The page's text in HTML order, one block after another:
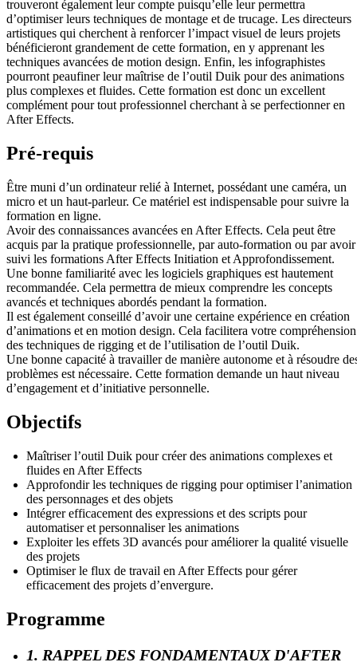
trouveront également leur compte puisqu’elle leur permettra
d’optimiser leurs techniques de montage et de trucage. Les directeurs
artistiques qui cherchent à renforcer l’impact visuel de leurs projets
bénéficieront grandement de cette formation, en y apprenant les
techniques avancées de motion design. Enfin, les infographistes
pourront peaufiner leur maîtrise de l’outil Duik pour des animations
plus complexes et fluides. Cette formation est donc un excellent
complément pour tout professionnel cherchant à se perfectionner en
After Effects.
Pré-requis
Être muni d’un ordinateur relié à Internet, possédant une caméra, un
micro et un haut-parleur. Ce matériel est indispensable pour suivre la
formation en ligne.
Avoir des connaissances avancées en After Effects. Cela peut être
acquis par la pratique professionnelle, par auto-formation ou par avoir
suivi les formations After Effects Initiation et Approfondissement.
Une bonne familiarité avec les logiciels graphiques est hautement
recommandée. Cela permettra de mieux comprendre les concepts
avancés et techniques abordés pendant la formation.
Il est également conseillé d’avoir une certaine expérience en création
d’animations et en motion design. Cela facilitera votre compréhension
des techniques de rigging et de l’utilisation de l’outil Duik.
Une bonne capacité à travailler de manière autonome et à résoudre
problèmes est nécessaire. Cette formation demande un haut niveau
d’engagement et d’initiative personnelle.
Objectifs
Maîtriser l’outil Duik pour créer des animations complexes et
fluides en After Effects
Approfondir les techniques de rigging pour optimiser l’animation
des personnages et des objets
Intégrer efficacement des expressions et des scripts pour
automatiser et personnaliser les animations
Exploiter les effets 3D avancés pour améliorer la qualité visuelle
des projets
Optimiser le flux de travail en After Effects pour gérer
efficacement des projets d’envergure.
Programme
1. RAPPEL DES FONDAMENTAUX D'AFTER